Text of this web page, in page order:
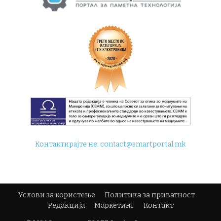
Контактирајте не:contact@smartportal.mk
Услови за користење
Политика за приватност
Редакција
Маркетинг Контакт